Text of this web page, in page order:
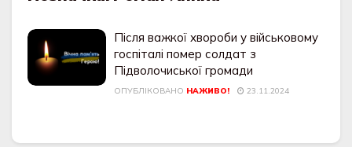
Після важкої хвороби у військовому
госпіталі помер солдат з
Підволочиської громади
ОПУБЛІКОВАНО НАЖИВО! 23.11.2024